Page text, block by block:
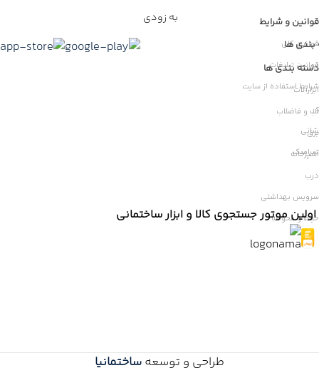
به زودی
دسته بندی ها
ابزارآلات
آب و فاضلاب
برق
آشپزخانه
درب
سرویس بهداشتی
حیاط و محوطه
ها
قوانین و شرایط
قوانین کلی
قوانین تبلیغات
شرایط استفاده از سایت
اولین موتور جستجوی کالا و ابزار ساختمانی
طراحی و توسعهساختمانیا